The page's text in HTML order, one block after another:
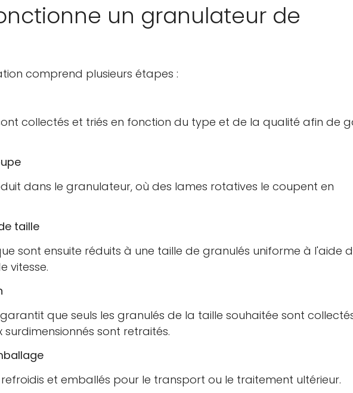
un granulateur de
comprend plusieurs étapes :
collectés et triés en fonction du type et de la qualité afin de
dans le granulateur, où des lames rotatives le coupent en
taille
sont ensuite réduits à une taille de granulés uniforme à l'aide
vitesse.
que seuls les granulés de la taille souhaitée sont
sont retraités.
et emballés pour le transport ou le traitement ultérieur.